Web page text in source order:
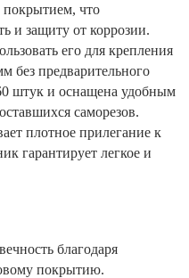
покрытием, что
и защиту от коррозии.
его для крепления
без предварительного
штук и оснащена удобным
саморезов.
плотное прилегание к
гарантирует легкое и
благодаря
покрытию.